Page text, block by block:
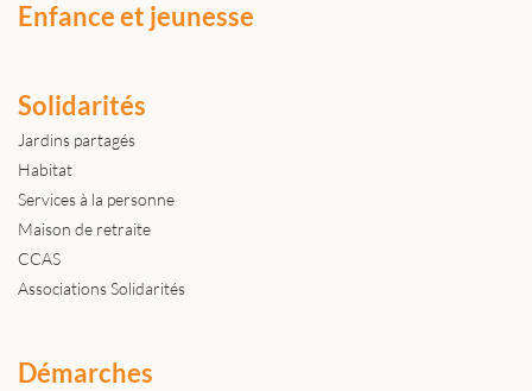
Enfance et jeunesse
Solidarités
Jardins partagés
Habitat
Services à la personne
Maison de retraite
CCAS
Associations Solidarités
Démarches